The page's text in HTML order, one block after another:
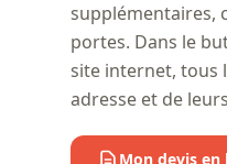
supplémentaires,
portes. Dans le
site internet, tous
adresse et de
Mon devis